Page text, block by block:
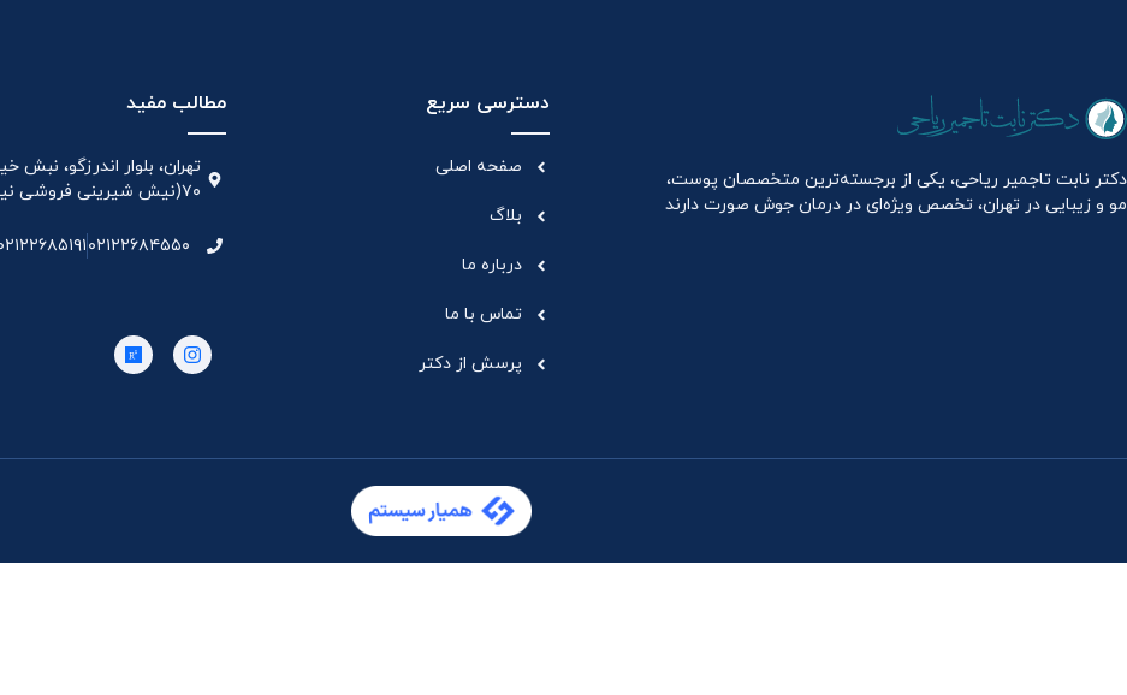
دکتر نابت تاجمیر ریاحی، یکی از برجسته‌ترین متخصصان پوست،
مو و زیبایی در تهران، تخصص ویژه‌ای در درمان جوش صورت دارند
دسترسی سریع
صفحه اصلی
بلاگ
درباره ما
تماس با ما
پرسش از دکتر
مطالب مفید
تهران، بلوار اندرزگو، نبش
۷۰(نیش شیرینی فروشی نیشکر)، واحد ۳۳ ، طبقه ۵
۰۲۱۲۲۶۸۴۵۵۰